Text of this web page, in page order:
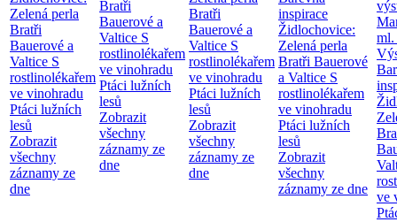
Zelená perla
Bratři
Bauerové a
Valtice S
rostlinolékařem
ve vinohradu
Ptáci lužních
lesů
Zobrazit
všechny
záznamy ze
dne
Bratři
Bauerové a
Valtice S
rostlinolékařem
ve vinohradu
Ptáci lužních
lesů
Zobrazit
všechny
záznamy ze
dne
Bratři
Bauerové a
Valtice S
rostlinolékařem
ve vinohradu
Ptáci lužních
lesů
Zobrazit
všechny
záznamy ze
dne
inspirace
Židlochovice:
Zelená perla
Bratři Bauerové
a Valtice S
rostlinolékařem
ve vinohradu
Ptáci lužních
lesů
Zobrazit
všechny
záznamy ze dne
ml.
ve